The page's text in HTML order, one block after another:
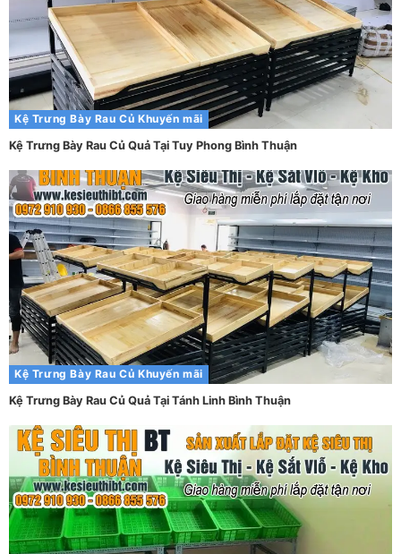
Kệ Trưng Bày Rau Củ Khuyến mãi
Kệ Trưng Bày Rau Củ Quả Tại Tuy Phong Bình Thuận
Kệ Trưng Bày Rau Củ Khuyến mãi
Kệ Trưng Bày Rau Củ Quả Tại Tánh Linh Bình Thuận